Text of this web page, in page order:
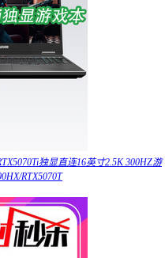
独显直连16英寸2.5K 300HZ游
RTX5070T